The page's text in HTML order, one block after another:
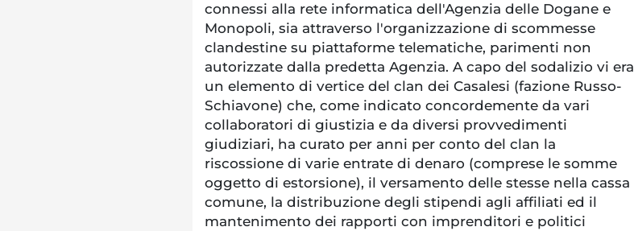
connessi alla rete informatica dell'Agenzia delle Dogane e
Monopoli, sia attraverso l'organizzazione di scommesse
clandestine su piattaforme telematiche, parimenti non
autorizzate dalla predetta Agenzia. A capo del sodalizio vi era
un elemento di vertice del clan dei Casalesi (fazione Russo-
Schiavone) che, come indicato concordemente da vari
collaboratori di giustizia e da diversi provvedimenti
giudiziari, ha curato per anni per conto del clan la
riscossione di varie entrate di denaro (comprese le somme
oggetto di estorsione), il versamento delle stesse nella cassa
comune, la distribuzione degli stipendi agli affiliati ed il
mantenimento dei rapporti con imprenditori e politici